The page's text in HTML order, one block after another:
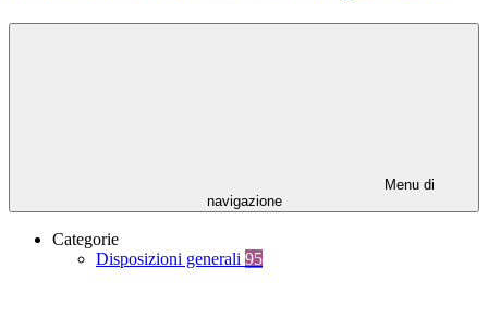
Menu di
navigazione
Categorie
Disposizioni generali 95